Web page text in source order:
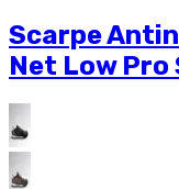
Scarpe
Net Low Pro